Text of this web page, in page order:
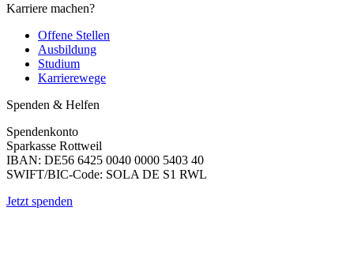
Karriere machen?
Offene Stellen
Ausbildung
Studium
Karrierewege
Spenden & Helfen
Spendenkonto
Sparkasse Rottweil
IBAN: DE56 6425 0040 0000 5403 40
SWIFT/BIC-Code: SOLA DE S1 RWL
Jetzt spenden